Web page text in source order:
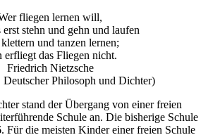
fliegen lernen will,
erst stehn und gehn und laufen
und tanzen lernen;
erfliegt das Fliegen nicht.
Friedrich Nietzsche
Deutscher Philosoph und Dichter)
stand der Übergang von einer freien
Schule an. Die bisherige Schule
Für die meisten Kinder einer freien Schule